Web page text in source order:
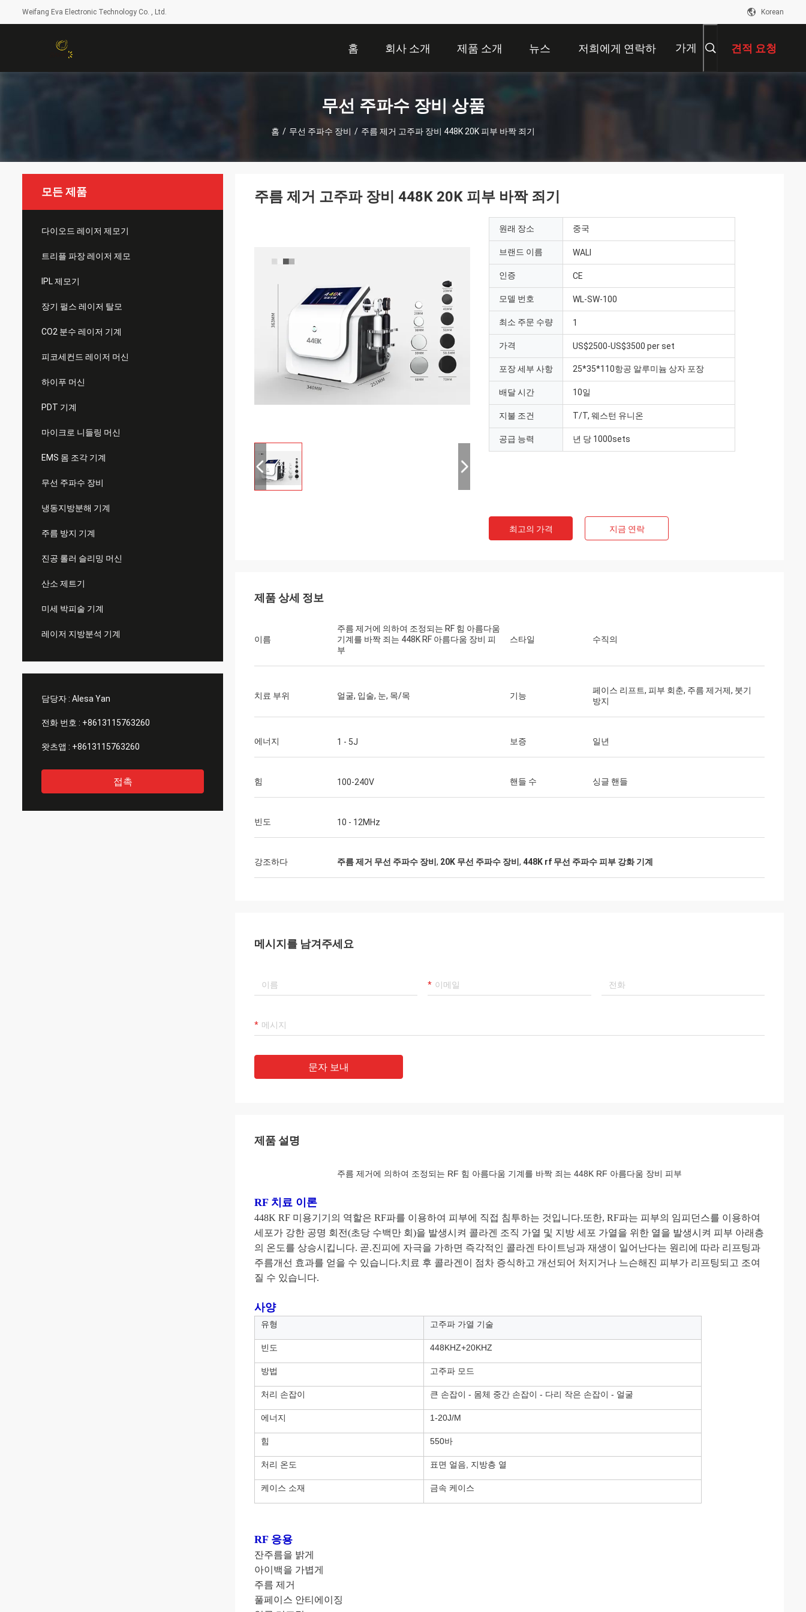
Weifang Eva Electronic Technology Co. , Ltd. Korean
홈 회사 소개 제품 소개 뉴스 저희에게 연락하 가게 견적 요청
무선 주파수 장비 상품
홈 / 무선 주파수 장비 / 주름 제거 고주파 장비 448K 20K 피부 바짝 죄기
모든 제품
다이오드 레이저 제모기
트리플 파장 레이저 제모
IPL 제모기
장기 펄스 레이저 탈모
CO2 분수 레이저 기계
피코세컨드 레이저 머신
하이푸 머신
PDT 기계
마이크로 니들링 머신
EMS 몸 조각 기계
무선 주파수 장비
냉동지방분해 기계
주름 방지 기계
진공 롤러 슬리밍 머신
산소 제트기
미세 박피술 기계
레이저 지방분석 기계
담당자 : Alesa Yan
전화 번호 : +8613115763260
왓츠앱 : +8613115763260
접촉
주름 제거 고주파 장비 448K 20K 피부 바짝 죄기
원래 장소 중국
브랜드 이름 WALI
인증 CE
모델 번호 WL-SW-100
최소 주문 수량 1
가격 US$2500-US$3500 per set
포장 세부 사항 25*35*110항공 알루미늄 상자 포장
배달 시간 10일
지불 조건 T/T, 웨스턴 유니온
공급 능력 년 당 1000sets
최고의 가격 지금 연락
제품 상세 정보
이름
주름 제거에 의하여 조정되는 RF 힘 아름다움
기계를 바짝 죄는 448K RF 아름다움 장비 피
부
스타일 수직의
치료 부위 얼굴, 입술, 눈, 목/목 기능
페이스 리프트, 피부 회춘, 주름 제거제, 붓기
방지
에너지 1 - 5J 보증 일년
힘 100-240V 핸들 수 싱글 핸들
빈도 10 - 12MHz
강조하다 주름 제거 무선 주파수 장비 , 20K 무선 주파수 장비 , 448K rf 무선 주파수 피부 강화 기계
메시지를 남겨주세요
문자 보내
제품 설명
주름 제거에 의하여 조정되는 RF 힘 아름다움 기계를 바짝 죄는 448K RF 아름다움 장비 피부
RF 치료 이론
448K RF 미용기기의 역할은 RF파를 이용하여 피부에 직접 침투하는 것입니다.또한, RF파는 피부의 임피던스를 이용하여
세포가 강한 공명 회전(초당 수백만 회)을 발생시켜 콜라겐 조직 가열 및 지방 세포 가열을 위한 열을 발생시켜 피부 아래층
의 온도를 상승시킵니다. 곧.진피에 자극을 가하면 즉각적인 콜라겐 타이트닝과 재생이 일어난다는 원리에 따라 리프팅과
주름개선 효과를 얻을 수 있습니다.치료 후 콜라겐이 점차 증식하고 개선되어 처지거나 느슨해진 피부가 리프팅되고 조여
질 수 있습니다.
사양
유형 고주파 가열 기술
빈도 448KHZ+20KHZ
방법 고주파 모드
처리 손잡이 큰 손잡이 - 몸체 중간 손잡이 - 다리 작은 손잡이 - 얼굴
에너지 1-20J/M
힘 550바
처리 온도 표면 얼음, 지방층 열
케이스 소재 금속 케이스
RF 응용
잔주름을 밝게
아이백을 가볍게
주름 제거
풀페이스 안티에이징